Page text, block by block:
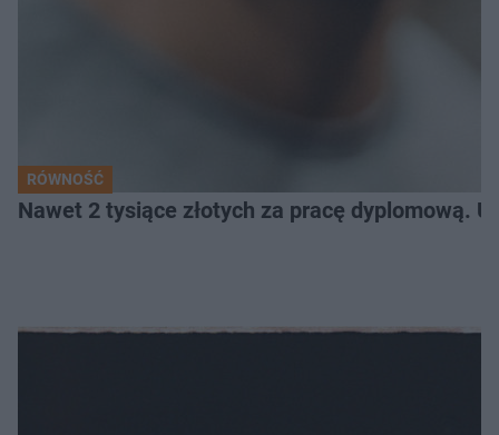
RÓWNOŚĆ
Nawet 2 tysiące złotych za pracę dyplomową.